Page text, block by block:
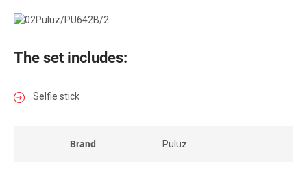
The set includes:
Selfie stick
Brand Puluz